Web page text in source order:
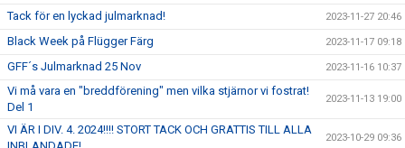
Tack för en lyckad julmarknad! 2023-11-27 20:46
Black Week på Flügger Färg 2023-11-17 09:18
GFF´s Julmarknad 25 Nov 2023-11-16 10:37
Vi må vara en "breddförening" men vilka stjärnor vi fostrat!
Del 1
2023-11-13 19:00
VI ÄR I DIV. 4. 2024!!!! STORT TACK OCH GRATTIS TILL ALLA
2023-10-29 09:36